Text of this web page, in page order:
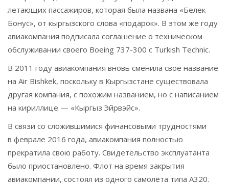
летающих пассажиров, которая была названа «Белек
Бонус», от кыргызского слова «подарок». В этом же году
авиакомпания подписала соглашение о техническом
обслуживании своего Boeing 737-300 с Turkish Technic.
В 2011 году авиакомпания вновь сменила своё название
на Air Bishkek, поскольку в Кыргызстане существовала
другая компания, с похожим названием, но с написанием
на кириллице — «Кыргыз Эйрвэйс».
В связи со сложившимися финансовыми трудностями
в феврале 2016 года, авиакомпания полностью
прекратила свою работу. Свидетельство эксплуатанта
было приостановлено. Флот на время закрытия
авиакомпании, состоял из одного самолёта типа A320.